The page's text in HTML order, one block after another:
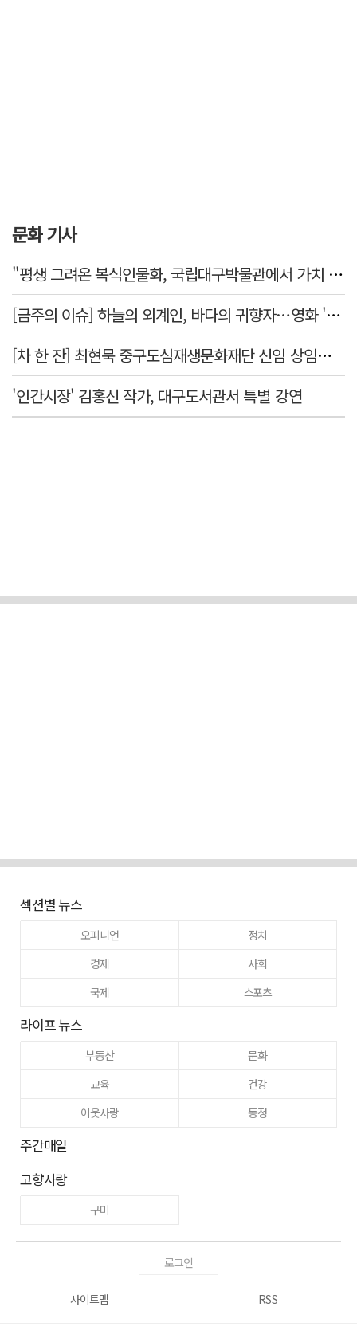
문화 기사
"평생 그려온 복식인물화, 국립대구박물관에서 가치 있게 활용되길"
[금주의 이슈] 하늘의 외계인, 바다의 귀향자…영화 '호프'와 '오디세이'
[차 한 잔] 최현묵 중구도심재생문화재단 신임 상임이사 "서문시장·경상감영 등 지역 자원 활용…문화의 일상화"
'인간시장' 김홍신 작가, 대구도서관서 특별 강연
섹션별 뉴스
오피니언
정치
경제
사회
국제
스포츠
라이프 뉴스
부동산
문화
교육
건강
이웃사랑
동정
주간매일
고향사랑
구미
로그인
사이트맵 RSS